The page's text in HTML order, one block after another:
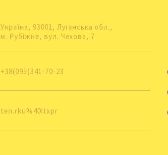
Україна, 93001, Луганська обл.,
м. Рубіжне, вул. Чехова, 7
+38(095)341-70-23
ten.rku%40ltxpr